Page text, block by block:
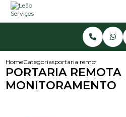
HomeCategoriasportaria remota
PORTARIA REMOTA
MONITORAMENTO